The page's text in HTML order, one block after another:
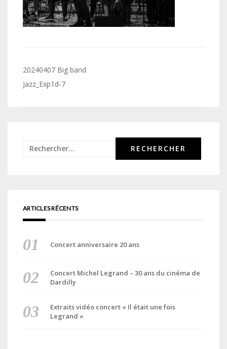
Navigation
de
20240407 Big band
Jazz_Exp1d-7
Rechercher :
ARTICLES RÉCENTS
Concert anniversaire 20 ans
Concert Michel Legrand – 30 ans du cinéma de
Dardilly
Extraits vidéo concert « Il était une fois
Legrand »